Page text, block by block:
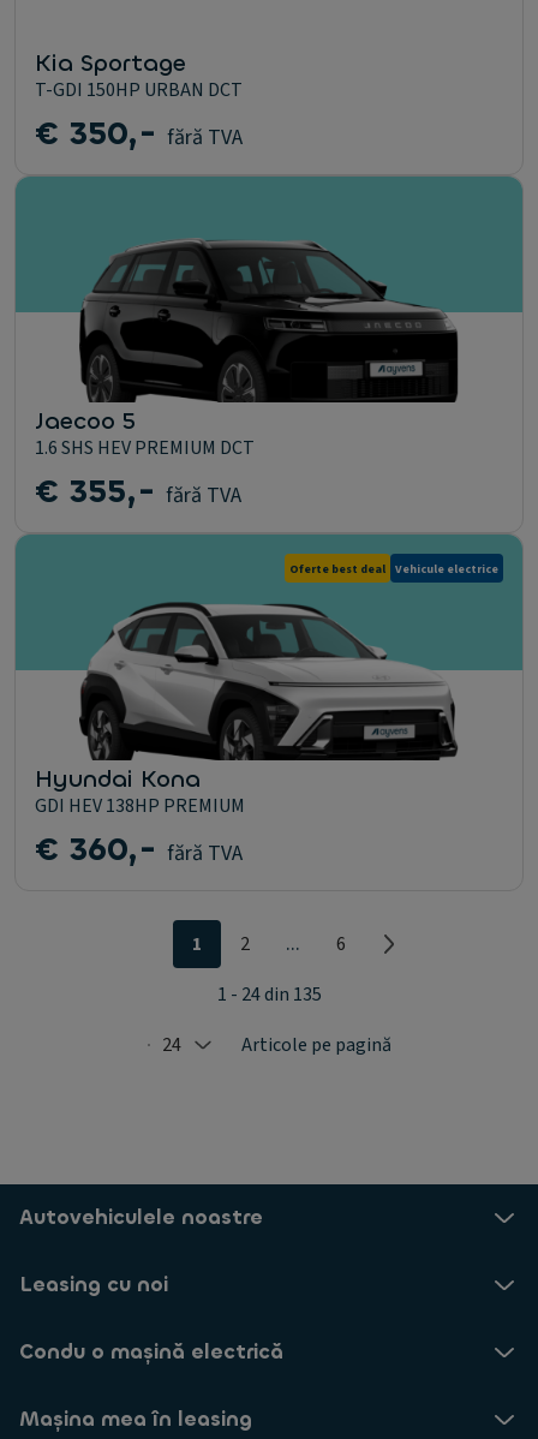
Kia Sportage
T-GDI 150HP URBAN DCT
€ 350,- fără TVA
Jaecoo 5
1.6 SHS HEV PREMIUM DCT
€ 355,- fără TVA
Oferte best deal Vehicule electrice
Hyundai Kona
GDI HEV 138HP PREMIUM
€ 360,- fără TVA
Selected: 24
24 Articole pe pagină
1 2 ...
6
1 - 24 din 135
Autovehiculele noastre
Leasing cu noi
Condu o mașină electrică
Mașina mea în leasing